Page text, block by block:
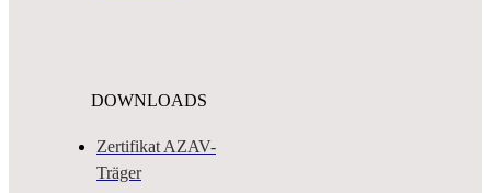
DOWNLOADS
Zertifikat AZAV-
Träger